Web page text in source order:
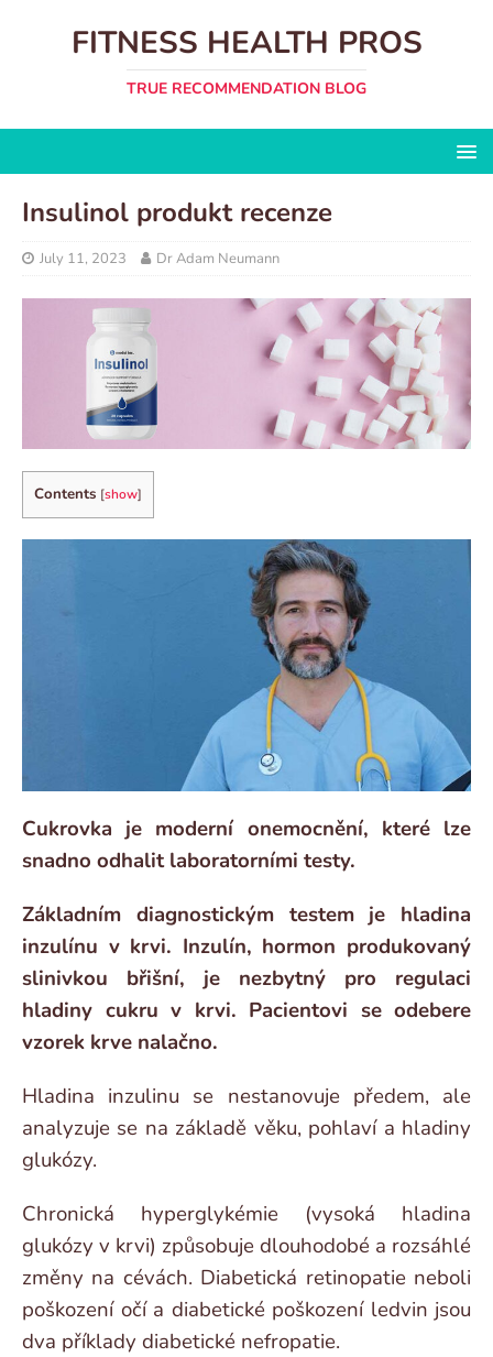
FITNESS HEALTH PROS
TRUE RECOMMENDATION BLOG
Insulinol produkt recenze
July 11, 2023 Dr Adam Neumann
Contents [show]
Cukrovka je moderní onemocnění, které lze
snadno odhalit laboratorními testy.
Základním diagnostickým testem je hladina
inzulínu v krvi. Inzulín, hormon produkovaný
slinivkou břišní, je nezbytný pro regulaci
hladiny cukru v krvi. Pacientovi se odebere
vzorek krve nalačno.
Hladina inzulinu se nestanovuje předem, ale
analyzuje se na základě věku, pohlaví a hladiny
glukózy.
Chronická hyperglykémie (vysoká hladina
glukózy v krvi) způsobuje dlouhodobé a rozsáhlé
změny na cévách. Diabetická retinopatie neboli
poškození očí a diabetické poškození ledvin jsou
dva příklady diabetické nefropatie.